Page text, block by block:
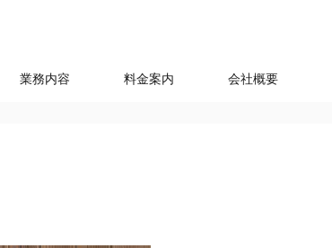
業務内容 料金案内 会社概要